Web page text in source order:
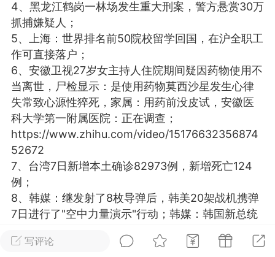
每次200金币 点击购买
熊 肤色重建术
斑术
DR.YY面膜
私密系列
妍
美业357 卡卡一针轻
熊
Lv.3
26 23:30
闪充小白罐
本/双效闪充，养出紧致小白脸！一、项
充小白罐 = 闪充大白肌（仪器）× 草本
产品）×极光嫩肤啫喱（产品）这是一套
护...写评论
4、黑龙江鹤岗一林场发生重大刑案，警方悬赏30万
抓捕嫌疑人；
5、上海：世界排名前50院校留学回国，在沪全职工
作可直接落户；
6、安徽卫视27岁女主持人住院期间疑因药物使用不
当离世，尸检显示：是使用药物莫西沙星发生心律
失常致心源性猝死，家属：用药前没皮试，安徽医
科大学第一附属医院：正在调查；
https://www.zhihu.com/video/15176632356874
52672
7、台湾7日新增本土确诊82973例，新增死亡124
例；
8、韩媒：继发射了8枚导弹后，韩美20架战机携弹
7日进行了"空中力量演示"行动；韩媒：韩国新总统
韩国联合参谋本部发布照片，韩美战斗机7日展开行